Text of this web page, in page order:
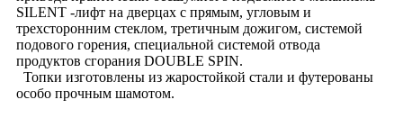
SILENT -лифт на дверцах с прямым, угловым и
трехсторонним стеклом, третичным дожигом, системой
подового горения, специальной системой отвода
продуктов сгорания DOUBLE SPIN.
Топки изготовлены из жаростойкой стали и футерованы
особо прочным шамотом.